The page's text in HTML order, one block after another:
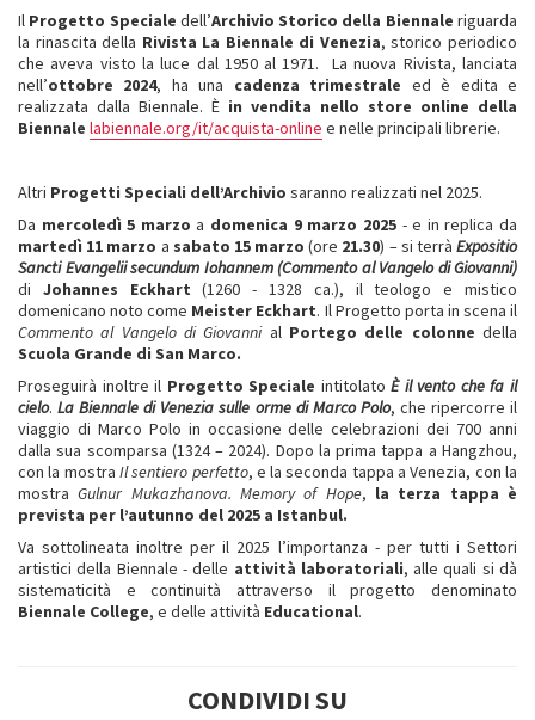
Il Progetto Speciale dell’Archivio Storico della Biennale riguarda
la rinascita della Rivista La Biennale di Venezia, storico periodico
che aveva visto la luce dal 1950 al 1971. La nuova Rivista, lanciata
nell’ottobre 2024, ha una cadenza trimestrale ed è edita e
realizzata dalla Biennale. È in vendita nello store online della
Biennale labiennale.org/it/acquista-online e nelle principali librerie.
Altri Progetti Speciali dell’Archivio saranno realizzati nel 2025.
Da mercoledì 5 marzo a domenica 9 marzo 2025 - e in replica da
martedì 11 marzo a sabato 15 marzo (ore 21.30) – si terràExpositio
Sancti Evangelii secundum Iohannem (Commento al Vangelo di Giovanni)
di Johannes Eckhart(1260 - 1328 ca.), il teologo e mistico
domenicano noto come Meister Eckhart. Il Progetto porta in scena il
Commento al Vangelo di Giovannial Portego delle colonnedella
Scuola Grande di San Marco.
Proseguirà inoltre il Progetto Speciale intitolatoÈ il vento che fa il
cielo.La Biennale di Venezia sulle orme di Marco Polo, che ripercorre il
viaggio di Marco Polo in occasione delle celebrazioni dei 700 anni
dalla sua scomparsa (1324 – 2024). Dopo la prima tappa a Hangzhou,
con la mostra Il sentiero perfetto, e la seconda tappa a Venezia, con la
mostraGulnur Mukazhanova. Memory of Hope, la terza tappa è
prevista per l’autunno del 2025 a Istanbul.
Va sottolineata inoltre per il 2025 l’importanza - per tutti i Settori
artistici della Biennale - delle attività laboratoriali, alle quali si dà
sistematicità e continuità attraverso il progetto denominato
Biennale College, e delle attività Educational.
CONDIVIDI SU